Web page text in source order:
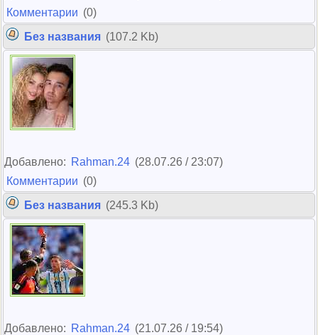
Комментарии (0)
Без названия (107.2 Kb)
Добавлено: Rahman.24 (28.07.26 / 23:07)
Комментарии (0)
Без названия (245.3 Kb)
Добавлено: Rahman.24 (21.07.26 / 19:54)